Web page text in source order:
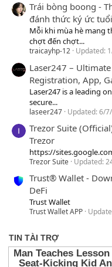
Trái bòng boong -
đánh thức ký ức
Mỗi khi mùa hè mang
chợt đến chợt...
traicayhp-12 Updated:
Laser247 –
Registration, App,
Laser247 is a leading
secure...
laseer247 Updated:6/
Trezor Suite
Trezor
https://
Trezor Suite Updated:
Trust® Wallet -
DeFi
Trust Wallet
Trust Wallet APP